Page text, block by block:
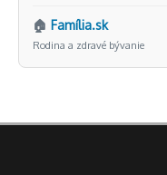
🏠 Família.sk
Rodina a zdravé bývanie